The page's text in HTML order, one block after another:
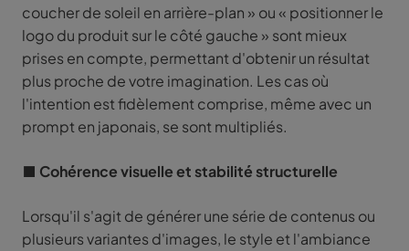
coucher de soleil en arrière-plan » ou « positionner le
logo du produit sur le côté gauche » sont mieux
prises en compte, permettant d'obtenir un résultat
plus proche de votre imagination. Les cas où
l'intention est fidèlement comprise, même avec un
prompt en japonais, se sont multipliés.
■ Cohérence visuelle et stabilité structurelle
Lorsqu'il s'agit de générer une série de contenus ou
plusieurs variantes d'images, le style et l'ambiance